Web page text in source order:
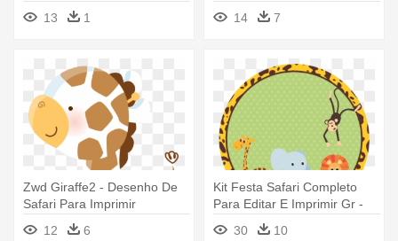
Imprimir De Baby Shower
Safari
13 1
Safari - Desenho De Safari
Para Imprimir
14 7
Zwd Giraffe2 - Desenho De
Safari Para Imprimir
12
6
Kit Festa Safari Completo
Para Editar E Imprimir Gr -
Etiquetas De Safari Para
Baby Shower
30 10